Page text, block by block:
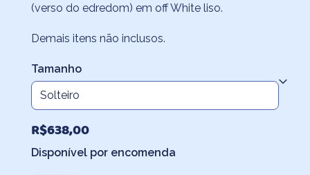
(verso do edredom) em off White liso.
Demais itens não inclusos.
Tamanho
R$638,00
Disponível por encomenda